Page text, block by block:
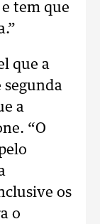
tem que
que a
segunda
a
“O
os
o